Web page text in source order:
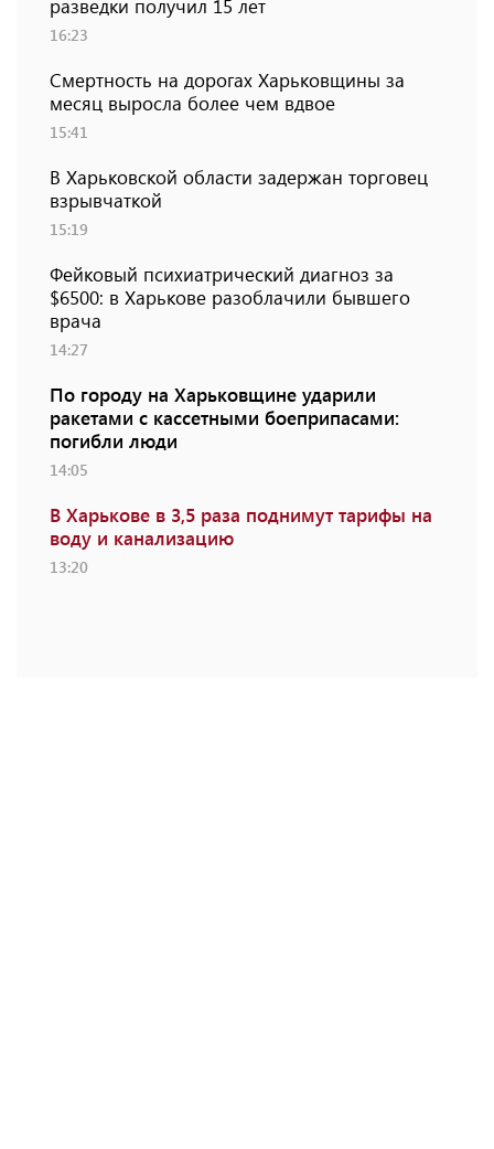
разведки получил 15 лет
16:23
Смертность на дорогах Харьковщины за
месяц выросла более чем вдвое
15:41
В Харьковской области задержан торговец
взрывчаткой
15:19
Фейковый психиатрический диагноз за
$6500: в Харькове разоблачили бывшего
врача
14:27
По городу на Харьковщине ударили
ракетами с кассетными боеприпасами:
погибли люди
14:05
В Харькове в 3,5 раза поднимут тарифы на
воду и канализацию
13:20